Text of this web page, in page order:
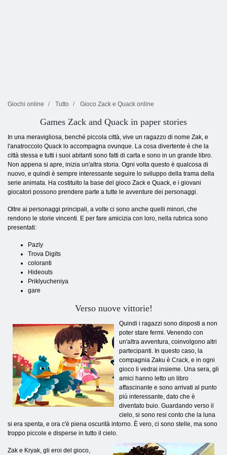
Giochi online Tutto Gioco Zack e Quack online
Games Zack and Quack in paper stories
In una meravigliosa, benché piccola città, vive un ragazzo di nome Zak, e
l'anatroccolo Quack lo accompagna ovunque. La cosa divertente è che la
città stessa e tutti i suoi abitanti sono fatti di carta e sono in un grande libro.
Non appena si apre, inizia un'altra storia. Ogni volta questo è qualcosa di
nuovo, e quindi è sempre interessante seguire lo sviluppo della trama della
serie animata. Ha costituito la base del gioco Zack e Quack, e i giovani
giocatori possono prendere parte a tutte le avventure dei personaggi.
Oltre ai personaggi principali, a volte ci sono anche quelli minori, che
rendono le storie vincenti. E per fare amicizia con loro, nella rubrica sono
presentati:
Pazly
Trova Digits
coloranti
Hideouts
Priklyucheniya
gare
Verso nuove vittorie!
Quindi i ragazzi sono disposti a non
poter stare fermi. Venendo con
un'altra avventura, coinvolgono altri
partecipanti. In questo caso, la
compagnia Zaku è Crack, e in ogni
gioco li vedrai insieme. Una sera, gli
amici hanno letto un libro
affascinante e sono arrivati ​​al punto
più interessante, dato che è
diventato buio. Guardando verso il
cielo, si sono resi conto che la luna
si era spenta, e ora c'è piena oscurità intorno. È vero, ci sono stelle, ma sono
troppo piccole e disperse in tutto il cielo.
Zak e Kryak, gli eroi del gioco,